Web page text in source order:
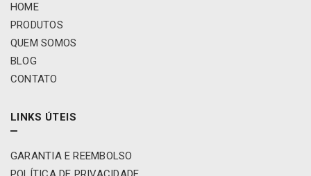
HOME
PRODUTOS
QUEM SOMOS
BLOG
CONTATO
LINKS ÚTEIS
GARANTIA E REEMBOLSO